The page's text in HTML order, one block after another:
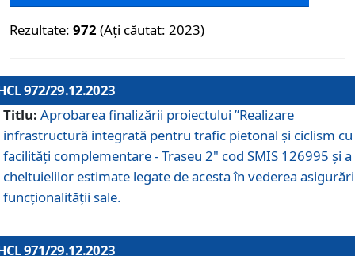
Rezultate: 972 (Ați căutat: 2023)
972/29.12.2023
Titlu: Aprobarea finalizării proiectului ”Realizare
infrastructură integrată pentru trafic pietonal și ciclism cu
facilități complementare - Traseu 2" cod SMIS 126995 și a
cheltuielilor estimate legate de acesta în vederea
funcționalității sale.
971/29.12.2023